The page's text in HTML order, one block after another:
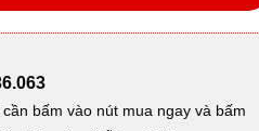
bấm vào nút mua ngay và bấm